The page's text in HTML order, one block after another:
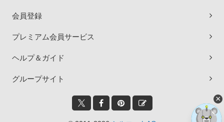
会員登録
プレミアム会員サービス
ヘルプ＆ガイド
グループサイト
×